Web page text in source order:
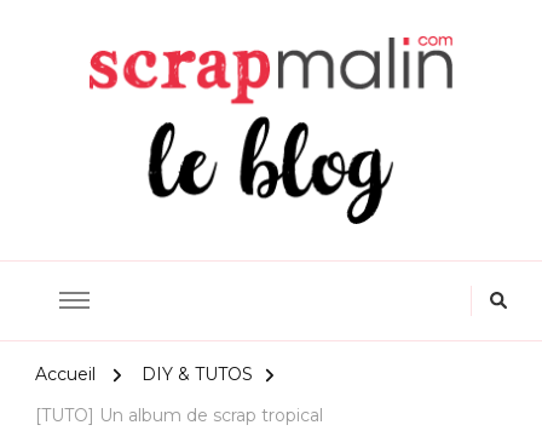
Le Blog Loisirs Créatifs
Accueil
DIY & TUTOS
[TUTO] Un album de scrap tropical